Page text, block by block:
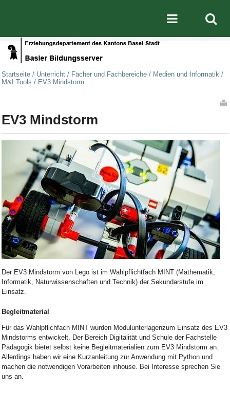
Mobile
Startseite / Unterricht / Fächer und Fachbereiche / Medien und Informatik /
M&I Tools / EV3 Mindstorm
EV3 Mindstorm
Der EV3 Mindstorm von Lego ist im Wahlpflichtfach MINT (Mathematik,
Informatik, Naturwissenschaften und Technik) der Sekundarstufe im
Einsatz.
Begleitmaterial
Für das Wahlpflichfach MINT wurden Modulunterlagenzum Einsatz des EV3
Mindstorms entwickelt. Der Bereich Digitalität und Schule der Fachstelle
Pädagogik bietet selbst keine Begleitmaterialien zum EV3 Mindstorm an.
Allerdings haben wir eine Kurzanleitung zur Anwendung mit Python und
machen die notwendigen Vorarbeiten inhouse. Bei Interesse sprechen Sie
uns an.